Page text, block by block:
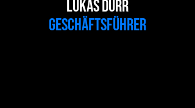
Lukas Dürr
Geschäftsführer